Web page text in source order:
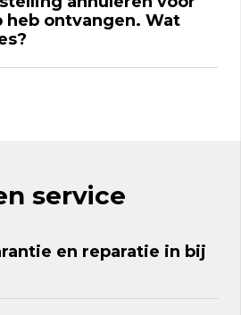
ontvangen. Wat
service
en reparatie in bij